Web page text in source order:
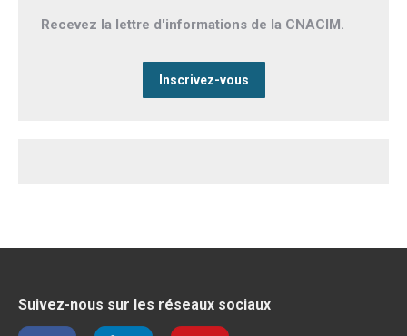
Recevez la lettre d'informations de la CNACIM.
Inscrivez-vous
Suivez-nous sur les réseaux sociaux